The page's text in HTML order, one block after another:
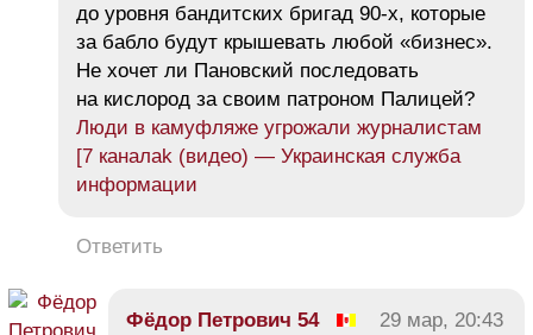
до уровня бандитских бригад 90-х, которые
за бабло будут крышевать любой «бизнес».
Не хочет ли Пановский последовать
на кислород за своим патроном Палицей?
Люди в камуфляже угрожали журналистам
[7 каналаk (видео) — Украинская служба
информации
Ответить
Фёдор Петрович 54
29 мар, 20:43